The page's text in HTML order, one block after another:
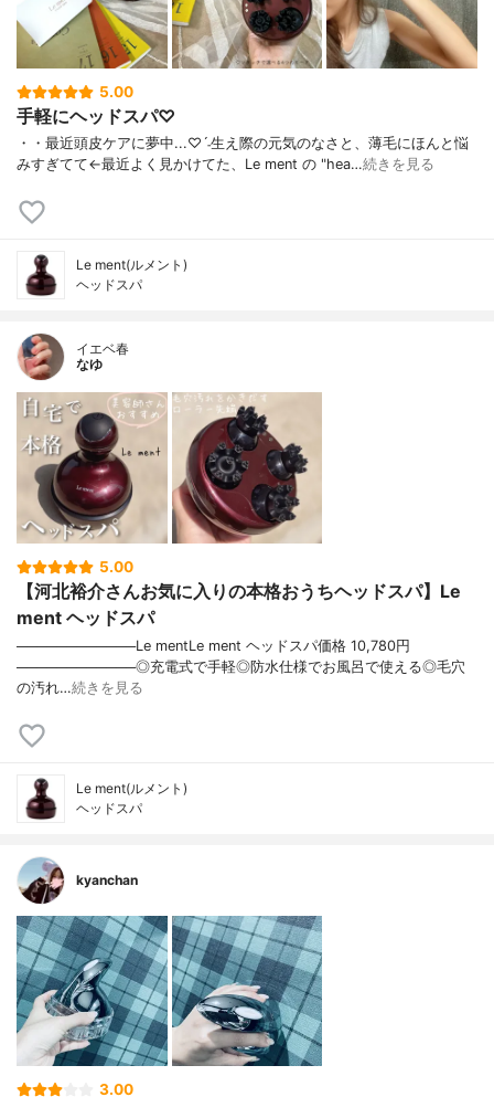
5.00
手軽にヘッドスパ♡
・ ・ 最近頭皮ケアに夢中...♡ˊ˗ 生え際の元気のなさと、薄毛に ほんと悩
みすぎてて← 最近よく見かけてた、 Le ment の "hea…続きを見る
Le ment(ルメント)
ヘッドスパ
イエベ春
なゆ
5.00
【河北裕介さんお気に入りの本格おうちヘッドスパ】Le
ment ヘッドスパ
────────────Le mentLe ment ヘッドスパ価格 10,780円
────────────◎充電式で手軽◎防水仕様でお風呂で使える◎毛穴
の汚れ…続きを見る
Le ment(ルメント)
ヘッドスパ
kyanchan
3.00